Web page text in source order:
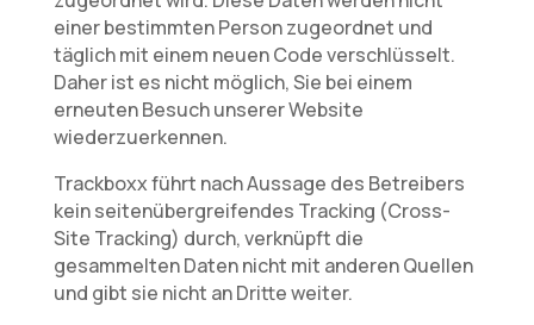
einer bestimmten Person zugeordnet und
täglich mit einem neuen Code verschlüsselt.
Daher ist es nicht möglich, Sie bei einem
erneuten Besuch unserer Website
wiederzuerkennen.
Trackboxx führt nach Aussage des Betreibers
kein seitenübergreifendes Tracking (Cross-
Site Tracking) durch, verknüpft die
gesammelten Daten nicht mit anderen Quellen
und gibt sie nicht an Dritte weiter.